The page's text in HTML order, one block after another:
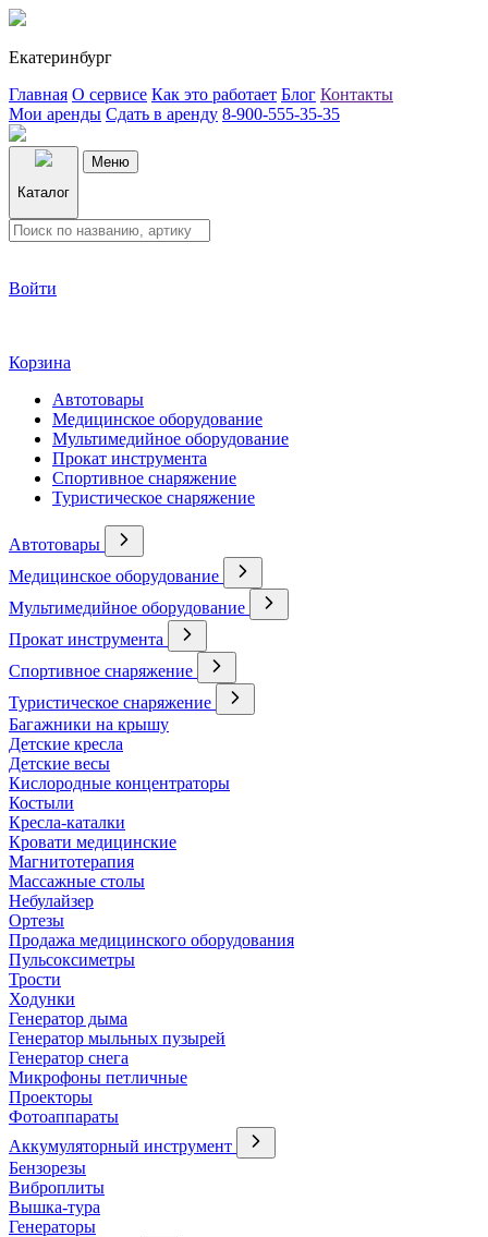
Екатеринбург
Главная О сервисе Как это работает Блог Контакты
Мои аренды Сдать в аренду 8-900-555-35-35
Каталог
Меню
Войти
Корзина
Автотовары
Медицинское оборудование
Мультимедийное оборудование
Прокат инструмента
Спортивное снаряжение
Туристическое снаряжение
Автотовары
Медицинское оборудование
Мультимедийное оборудование
Прокат инструмента
Спортивное снаряжение
Туристическое снаряжение
Багажники на крышу
Детские кресла
Детские весы
Кислородные концентраторы
Костыли
Кресла-каталки
Кровати медицинские
Магнитотерапия
Массажные столы
Небулайзер
Ортезы
Продажа медицинского оборудования
Пульсоксиметры
Трости
Ходунки
Генератор дыма
Генератор мыльных пузырей
Генератор снега
Микрофоны петличные
Проекторы
Фотоаппараты
Аккумуляторный инструмент
Бензорезы
Виброплиты
Вышка-тура
Генераторы